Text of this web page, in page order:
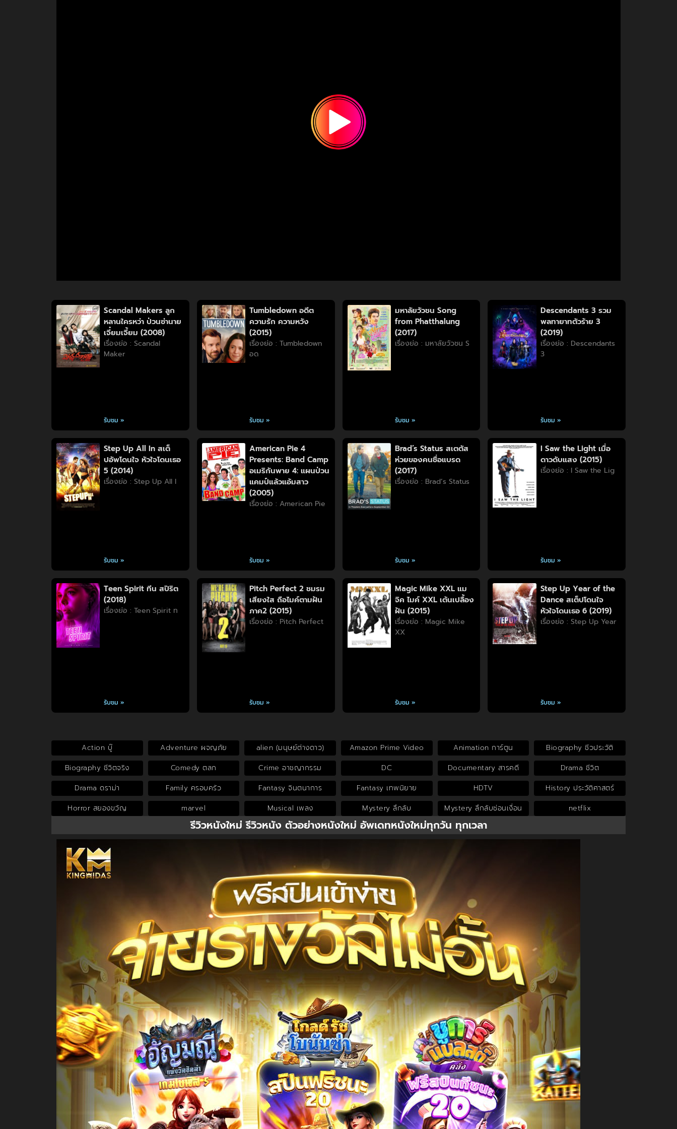
Scandal Makers ลูก
หลานใครหว่า ป่วนซ่านาย
เจี๋ยมเจี้ยม (2008)
เรื่องย่อ : Scandal
Maker
รับชม »
Tumbledown อดีต
ความรัก ความหวัง
(2015)
เรื่องย่อ : Tumbledown
อด
รับชม »
มหาลัยวัวชน Song
from Phatthalung
(2017)
เรื่องย่อ : มหาลัยวัวชน S
รับชม »
Descendants 3 รวม
พลทายาทตัวร้าย 3
(2019)
เรื่องย่อ : Descendants
3
รับชม »
Step Up All In สเต็
ปอัพโดนใจ หัวใจโดนเธอ
5 (2014)
เรื่องย่อ : Step Up All I
รับชม »
American Pie 4
Presents: Band Camp
อเมริกันพาย 4: แผนป่วน
แคมป์แล้วแอ้มสาว
(2005)
เรื่องย่อ : American Pie
รับชม »
Brad’s Status สเตตัส
ห่วยของคนชื่อแบรด
(2017)
เรื่องย่อ : Brad’s Status
รับชม »
I Saw the Light เมื่อ
ดาวดับแสง (2015)
เรื่องย่อ : I Saw the Lig
รับชม »
Teen Spirit ทีน สปิริต
(2018)
เรื่องย่อ : Teen Spirit ท
รับชม »
Pitch Perfect 2 ชมรม
เสียงใส ถือไมค์ตามฝัน
ภาค2 (2015)
เรื่องย่อ : Pitch Perfect
รับชม »
Magic Mike XXL แม
จิค ไมค์ XXL เต้นเปลื้อง
ฝัน (2015)
เรื่องย่อ : Magic Mike
XX
รับชม »
Step Up Year of the
Dance สเต็ปโดนใจ
หัวใจโดนเธอ 6 (2019)
เรื่องย่อ : Step Up Year
รับชม »
Action บู๊ Adventure ผจญภัย alien (มนุษย์ต่างดาว) Amazon Prime Video Animation การ์ตูน
Biography ชีวประวัติ
Biography ชีวิตจริง
Comedy ตลก Crime อาชญากรรม DC Documentary สารคดี
Drama ชีวิต
Drama ดราม่า
Family ครอบครัว Fantasy จินตนาการ Fantasy เทพนิยาย HDTV
History ประวัติศาสตร์
Horror สยองขวัญ
marvel Musical เพลง Mystery ลึกลับ Mystery ลึกลับซ่อนเงื่อน netflix
รีวิวหนังใหม่ รีวิวหนัง ตัวอย่างหนังใหม่ อัพเดทหนังใหม่ทุกวัน ทุกเวลา